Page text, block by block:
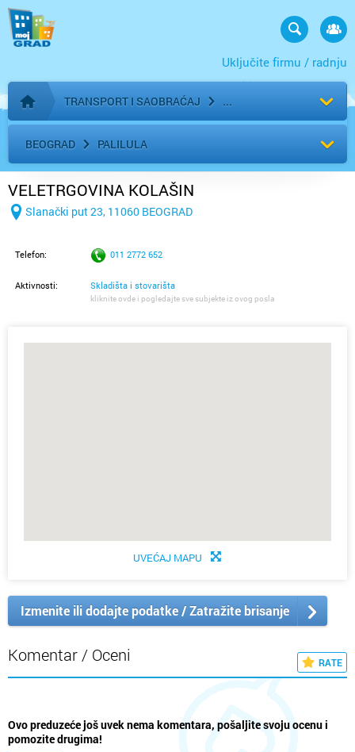
Uključite firmu / radnju
Početna stranica
TRANSPORT I SAOBRAĆAJ
BEOGRAD PALILULA
VELETRGOVINA KOLAŠIN
Slanački put 23, 11060 BEOGRAD
Telefon: 011 2772 652
Aktivnosti: Skladišta i stovarišta
kliknite ovde i pogledajte sve subjekte iz ovog posla
UVEĆAJ MAPU
Izmenite ili dodajte podatke / Zatražite brisanje
Komentar / Oceni RATE
Ovo preduzeće još uvek nema komentara, pošaljite svoju ocenu i
pomozite drugima!